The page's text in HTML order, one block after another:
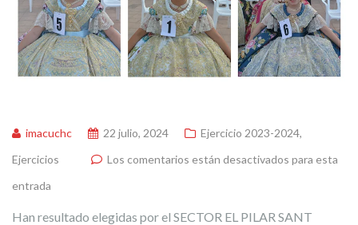
imacuchc 22 julio, 2024 Ejercicio 2023-2024,
Ejercicios
Los comentarios están desactivados para esta
entrada
Han resultado elegidas por el SECTOR EL PILAR SANT